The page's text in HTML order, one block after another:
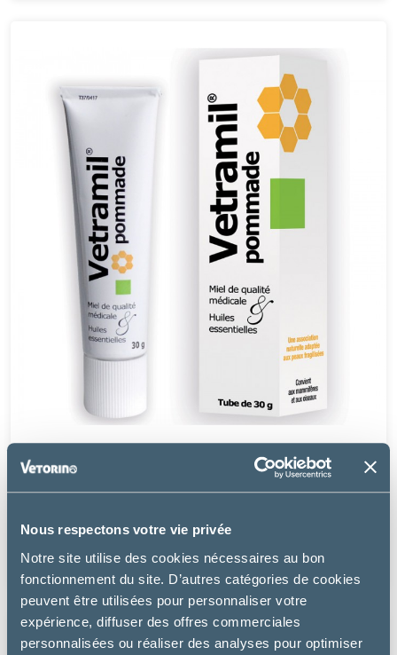
Nous respectons votre vie privée
Notre site utilise des cookies nécessaires au bon
fonctionnement du site. D’autres catégories de cookies
peuvent être utilisées pour personnaliser votre
expérience, diffuser des offres commerciales
personnalisées ou réaliser des analyses pour optimiser
17.07€